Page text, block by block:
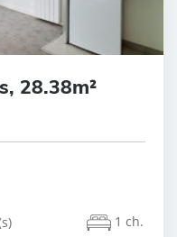
28.38m²
1 ch.